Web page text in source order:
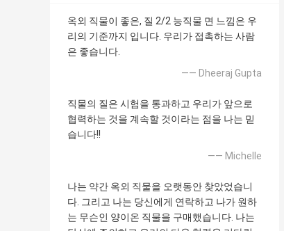
옥외 직물이 좋은, 질 2/2 능직물 면 느낌은 우
리의 기준까지 입니다. 우리가 접촉하는 사람
은 좋습니다.
—— Dheeraj Gupta
직물의 질은 시험을 통과하고 우리가 앞으로
협력하는 것을 계속할 것이라는 점을 나는 믿
습니다!!
—— Michelle
나는 약간 옥외 직물을 오랫동안 찾았었습니
다. 그리고 나는 당신에게 연락하고 나가 원하
는 무슨인 양이온 직물을 구매했습니다. 나는